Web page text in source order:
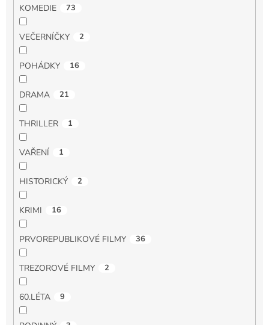
KOMEDIE 73
VEČERNÍČKY 2
POHÁDKY 16
DRAMA 21
THRILLER 1
VAŘENÍ 1
HISTORICKÝ 2
KRIMI 16
PRVOREPUBLIKOVÉ FILMY 36
TREZOROVÉ FILMY 2
60.LÉTA 9